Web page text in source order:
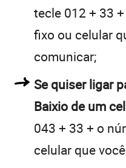
tecle 012 + 33
fixo ou celular
comunicar;
Se quiser ligar
Baixio de um
043 + 33 + o
celular que